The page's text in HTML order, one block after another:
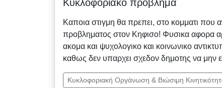
Κυκλοφοριακο προβλημα
Καποια στιγμη θα πρεπει, στο κομματι που
προβληματος στον Κηφισο! Φυσικα αφορα
ακομα και ψυχολογικο και κοινωνικο
καθως δεν υπαρχει σχεδον δημοτης να μην
Κυκλοφοριακή Οργάνωση & Βιώσιμη